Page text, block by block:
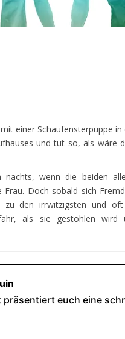
einer Schaufensterpuppe
und tut so, als wäre
wenn die beiden
Doch sobald sich
den irrwitzigsten und oft
als sie gestohlen wird